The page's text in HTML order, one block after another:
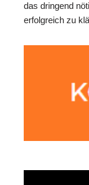
das dringend
erfolgreich zu